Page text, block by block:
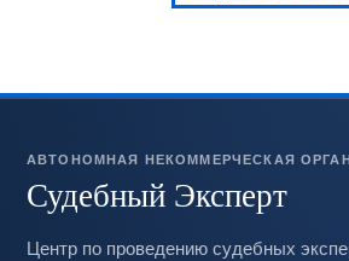
АВТОНОМНАЯ НЕКОММЕРЧЕСКАЯ
Судебный Эксперт
Центр по проведению судебных